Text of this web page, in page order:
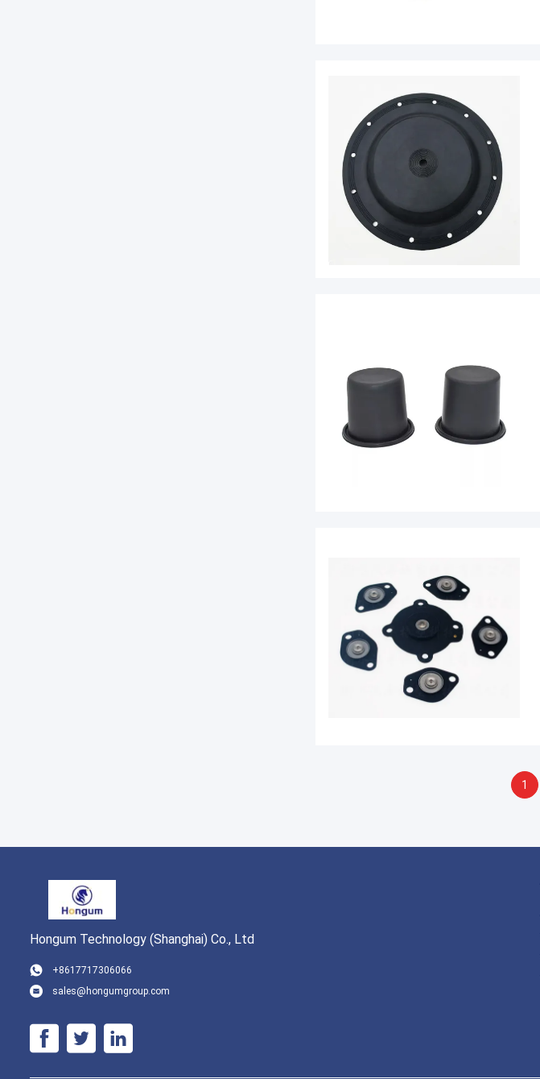
1
Hongum Technology (Shanghai) Co., Ltd
+8617717306066
sales@hongumgroup.com